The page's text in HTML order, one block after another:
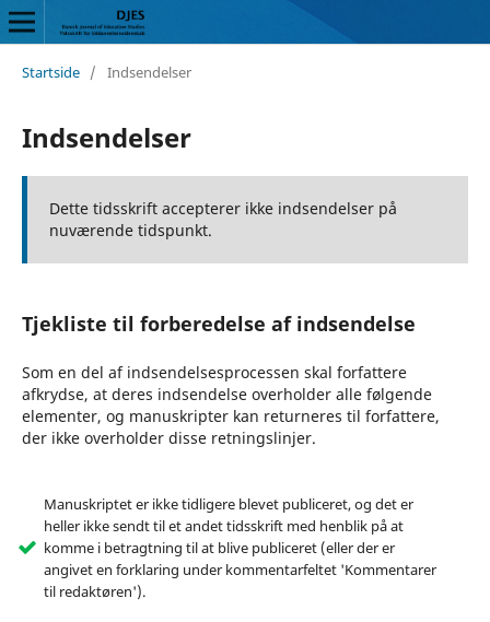
Startside / Indsendelser
Indsendelser
Dette tidsskrift accepterer ikke indsendelser på
nuværende tidspunkt.
Tjekliste til forberedelse af indsendelse
Som en del af indsendelsesprocessen skal forfattere
afkrydse, at deres indsendelse overholder alle følgende
elementer, og manuskripter kan returneres til forfattere,
der ikke overholder disse retningslinjer.
Manuskriptet er ikke tidligere blevet publiceret, og det er
heller ikke sendt til et andet tidsskrift med henblik på at
komme i betragtning til at blive publiceret (eller der er
angivet en forklaring under kommentarfeltet 'Kommentarer
til redaktøren').